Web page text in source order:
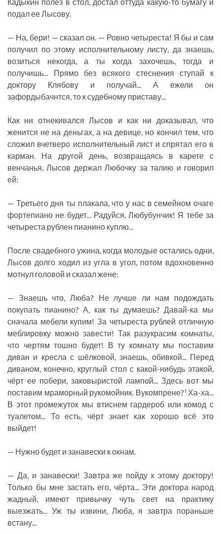
подал ее Лысову.
— На, бери! — сказал он. — Ровно четыреста! Я бы и сам
получил по этому исполнительному листу, да знаешь,
возиться некогда, а ты когда захочешь, тогда и
получишь... Прямо без всякого стеснения ступай к
доктору Клябову и получай... А ежели он
зафордыбачнтся, то к судебному приставу...
Как ни отнекивался Лысов и как ни доказывал, что
женится не на деньгах, а на девице, но кончил тем, что
сложил вчетверо исполнительный лист и спрятал его в
карман. На другой день, возвращаясь в карете с
венчанья, Лысов держал Любочку за талию и говорил
ей:
— Третьего дня ты плакала, что у нас в семейном очаге
фортепиано не будет... Радуйся, Любубунчик! Я тебе за
четыреста рублен пианино куплю...
После свадебного ужина, когда молодые остались одни,
Лысов долго ходил из угла в угол, потом вдохновенно
мотнул головой и сказал жене:
— Знаешь что, Люба? Не лучше ли нам подождать
покупать пианино? А, как ты думаешь? Давай-ка мы
сначала мебели купим! За четыреста рублей отличную
меблировку можно завести! Так разукрасим комнаты,
что чертям тошно будет! В ту комнату мы поставим
диван и кресла с шёлковой, знаешь, обивкой... Перед
диваном, конечно, круглый стол с какой-нибудь этакой,
чёрт ее побери, заковыристой лампой... Здесь вот мы
поставим мраморный рукомойник. Вукомпрене?1Ха-ха...
В этот промежуток мы втиснем гардероб или комод с
туалетом... То есть, чёрт знает как хорошо всё это
выйдет!
— Нужно будет и занавески к окнам.
— Да, и занавески! Завтра же пойду к этому доктору!
Только бы мне застать его, чёрта... Эти доктора народ
жадный, имеют привычку чуть свет на практику
выезжать... Уж ты извини, Люба, я завтра пораньше
встану...